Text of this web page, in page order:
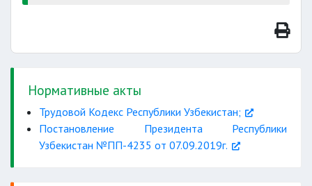
Нормативные акты
Трудовой Кодекс Республики Узбекистан;
Постановление Президента Республики
Узбекистан №ПП-4235 от 07.09.2019г.